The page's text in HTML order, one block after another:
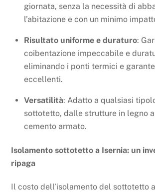
giornata, senza la necessità di
l’abitazione e con un minimo
Risultato uniforme e duraturo:
coibentazione impeccabile e
eliminando i ponti termici e
eccellenti.
Versatilità: Adatto a qualsiasi
sottotetto, dalle strutture in legno
cemento armato.
Isolamento sottotetto a Isernia: un
ripaga
Il costo dell’isolamento del sottotetto